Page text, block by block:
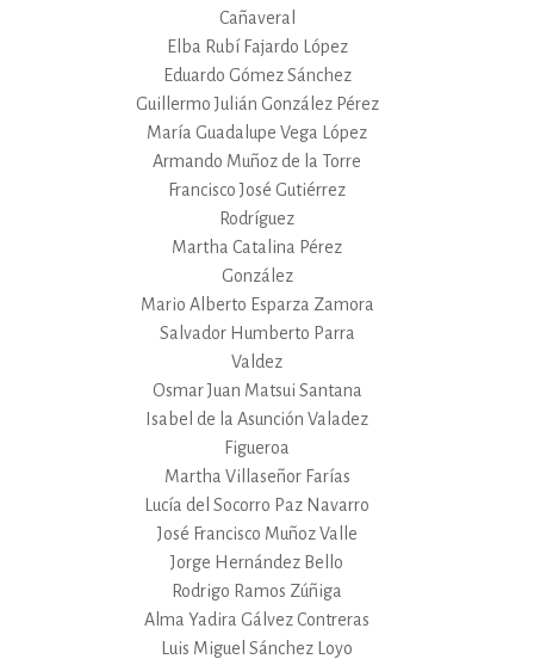
Cañaveral
Elba Rubí Fajardo López
Eduardo Gómez Sánchez
Guillermo Julián González Pérez
María Guadalupe Vega López
Armando Muñoz de la Torre
Francisco José Gutiérrez
Rodríguez
Martha Catalina Pérez
González
Mario Alberto Esparza Zamora
Salvador Humberto Parra
Valdez
Osmar Juan Matsui Santana
Isabel de la Asunción Valadez
Figueroa
Martha Villaseñor Farías
Lucía del Socorro Paz Navarro
José Francisco Muñoz Valle
Jorge Hernández Bello
Rodrigo Ramos Zúñiga
Alma Yadira Gálvez Contreras
Luis Miguel Sánchez Loyo